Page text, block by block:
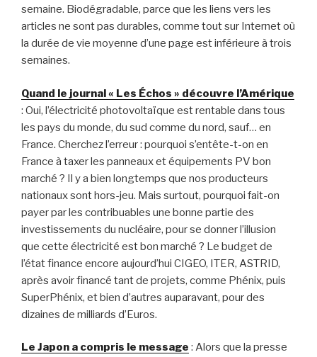
semaine. Biodégradable, parce que les liens vers les
articles ne sont pas durables, comme tout sur Internet où
la durée de vie moyenne d’une page est inférieure à trois
semaines.
Quand le journal « Les Échos » découvre l’Amérique
: Oui, l’électricité photovoltaïque est rentable dans tous
les pays du monde, du sud comme du nord, sauf… en
France. Cherchez l’erreur : pourquoi s’entête-t-on en
France à taxer les panneaux et équipements PV bon
marché ? Il y a bien longtemps que nos producteurs
nationaux sont hors-jeu. Mais surtout, pourquoi fait-on
payer par les contribuables une bonne partie des
investissements du nucléaire, pour se donner l’illusion
que cette électricité est bon marché ? Le budget de
l’état finance encore aujourd’hui CIGEO, ITER, ASTRID,
après avoir financé tant de projets, comme Phénix, puis
SuperPhénix, et bien d’autres auparavant, pour des
dizaines de milliards d’Euros.
Le Japon a compris le message : Alors que la presse